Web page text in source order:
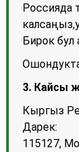
Россияда
Бирок бул
3. Кайсы
Кыргыз
Дарек:
115127,